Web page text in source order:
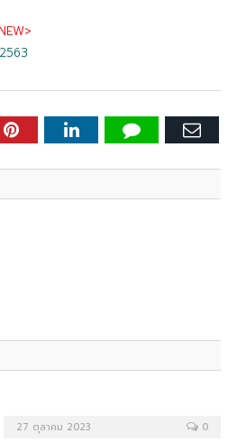
PinterestLinkedInTumblr Email
27 ตุลาคม 2023 0